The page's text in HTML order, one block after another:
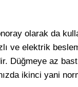
olarak da
ve elektrik
Düğmeye az
ikinci yani